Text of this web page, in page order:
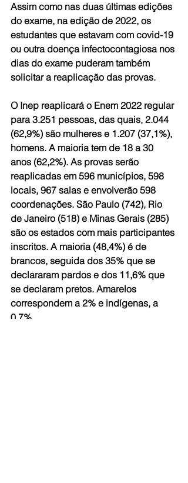
Assim como nas duas últimas edições
do exame, na edição de 2022, os
estudantes que estavam com covid-19
ou outra doença infectocontagiosa nos
dias do exame puderam também
solicitar a reaplicação das provas.
O Inep reaplicará o Enem 2022 regular
para 3.251 pessoas, das quais, 2.044
(62,9%) são mulheres e 1.207 (37,1%),
homens. A maioria tem de 18 a 30
anos (62,2%). As provas serão
reaplicadas em 596 municípios, 598
locais, 967 salas e envolverão 598
coordenações. São Paulo (742), Rio
de Janeiro (518) e Minas Gerais (285)
são os estados com mais participantes
inscritos. A maioria (48,4%) é de
brancos, seguida dos 35% que se
declararam pardos e dos 11,6% que
se declaram pretos. Amarelos
correspondem a 2% e indígenas, a
0,7%.